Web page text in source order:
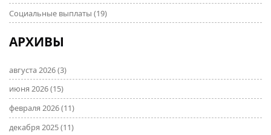
Социальные выплаты (19)
АРХИВЫ
августа 2026(3)
июня 2026(15)
февраля 2026(11)
декабря 2025(11)